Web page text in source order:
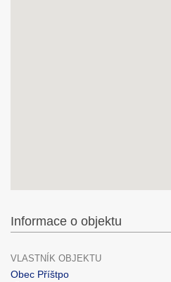
Informace o objektu
VLASTNÍK OBJEKTU
Obec Příštpo